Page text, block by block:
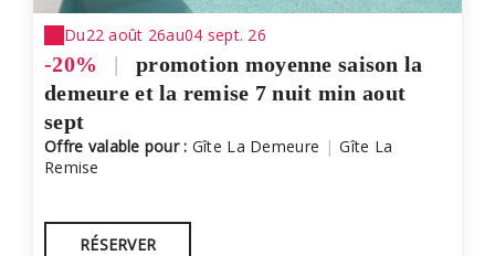
Du22 août 26au04 sept. 26
-20% |
promotion moyenne saison la
demeure et la remise 7 nuit min aout
sept
Offre valable pour : Gîte La Demeure | Gîte La
Remise
RÉSERVER